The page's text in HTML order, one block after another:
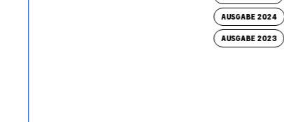
AUSGABE 2024
AUSGABE 2023